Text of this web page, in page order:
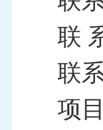
联
联
项